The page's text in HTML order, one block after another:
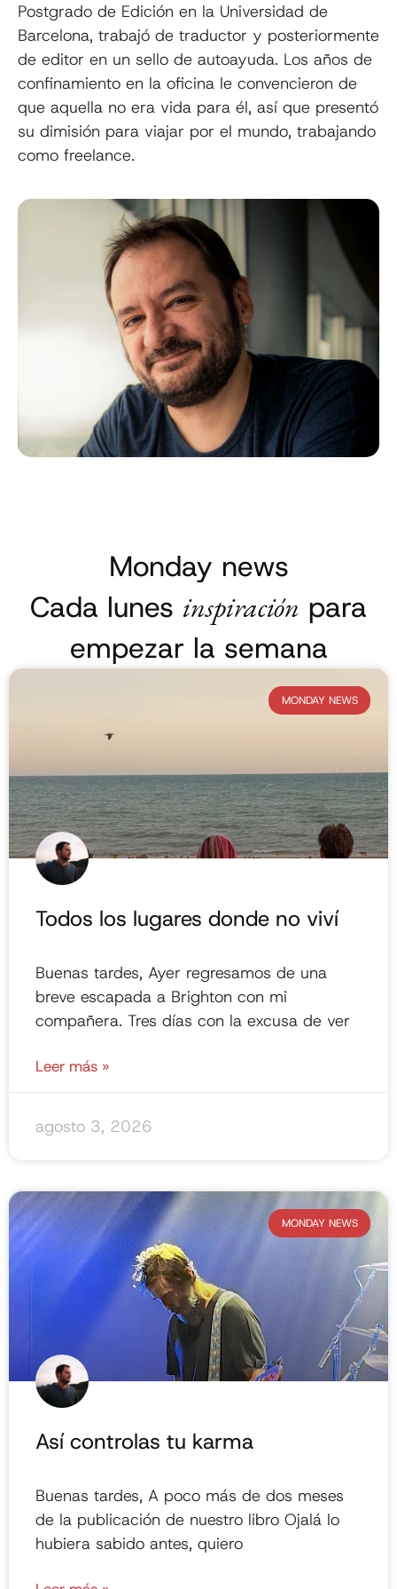
Postgrado de Edición en la Universidad de
Barcelona, trabajó de traductor y posteriormente
de editor en un sello de autoayuda. Los años de
confinamiento en la oficina le convencieron de
que aquella no era vida para él, así que presentó
su dimisión para viajar por el mundo, trabajando
como freelance.
Monday news
Cada lunes inspiración para
empezar la semana
MONDAY NEWS
Todos los lugares donde no viví
Buenas tardes, Ayer regresamos de una
breve escapada a Brighton con mi
compañera. Tres días con la excusa de ver
Leer más »
agosto 3, 2026
MONDAY NEWS
Así controlas tu karma
Buenas tardes, A poco más de dos meses
de la publicación de nuestro libro Ojalá lo
hubiera sabido antes, quiero